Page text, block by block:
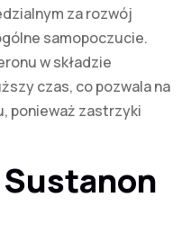
za rozwój
samopoczucie.
w składzie
czas, co pozwala na
ponieważ zastrzyki